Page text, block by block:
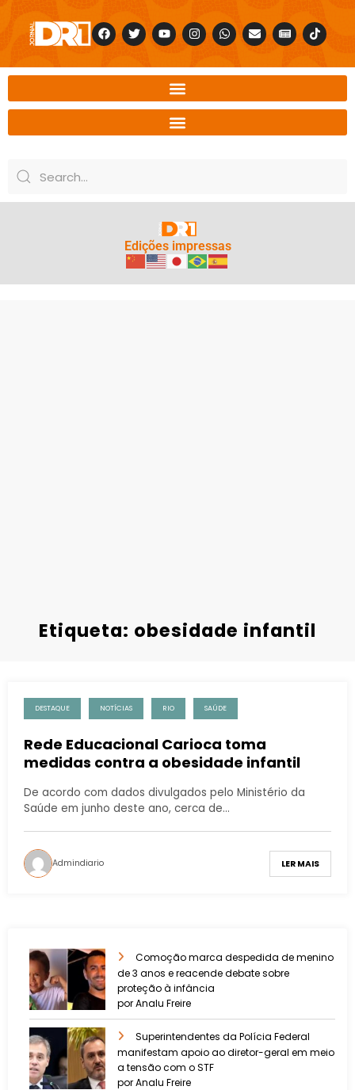
Edições impressas
Etiqueta: obesidade infantil
DESTAQUE NOTÍCIAS RIO SAÚDE
Rede Educacional Carioca toma
medidas contra a obesidade infantil
De acordo com dados divulgados pelo Ministério da
Saúde em junho deste ano, cerca de…
Admindiario LER MAIS
Comoção marca despedida de menino
de 3 anos e reacende debate sobre
proteção à infância
por Analu Freire
Superintendentes da Polícia Federal
manifestam apoio ao diretor-geral em meio
a tensão com o STF
por Analu Freire